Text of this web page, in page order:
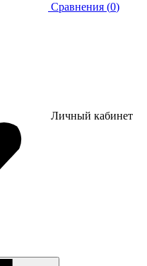
Сравнения (0)
Личный кабинет